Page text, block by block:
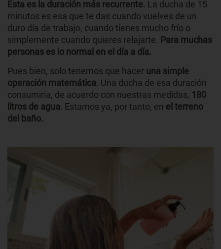
Esta es la duración más recurrente. La ducha de 15
minutos es esa que te das cuando vuelves de un
duro día de trabajo, cuando tienes mucho frío o
simplemente cuando quieres relajarte. Para muchas
personas es lo normal en el día a día.
Pues bien, solo tenemos que hacer una simple
operación matemática. Una ducha de esa duración
consumiría, de acuerdo con nuestras medidas, 180
litros de agua. Estamos ya, por tanto, en el terreno
del baño.